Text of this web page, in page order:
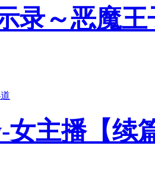
录～恶魔王
女主播【续